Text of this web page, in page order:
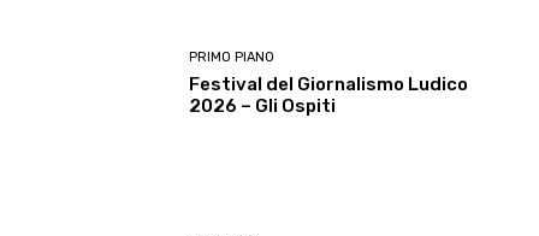
PRIMO PIANO
Festival del Giornalismo Ludico
2026 – Gli Ospiti